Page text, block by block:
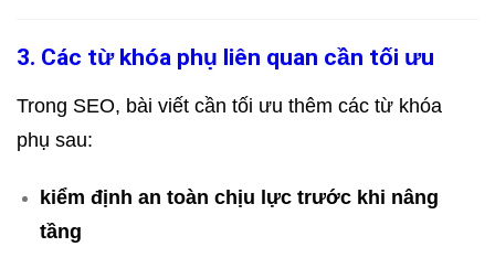
3. Các từ khóa phụ liên quan cần tối ưu
Trong SEO, bài viết cần tối ưu thêm các từ khóa
phụ sau:
kiểm định an toàn chịu lực trước khi nâng
tầng